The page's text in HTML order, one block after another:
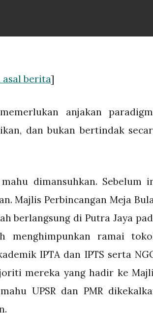
asal berita]
anjakan
dan bukan bertindak
dimansuhkan. Sebelum
Majlis Perbincangan Meja
berlangsung di Putra Jaya
menghimpunkan ramai
IPTA dan IPTS serta
mereka yang hadir ke
UPSR dan PMR